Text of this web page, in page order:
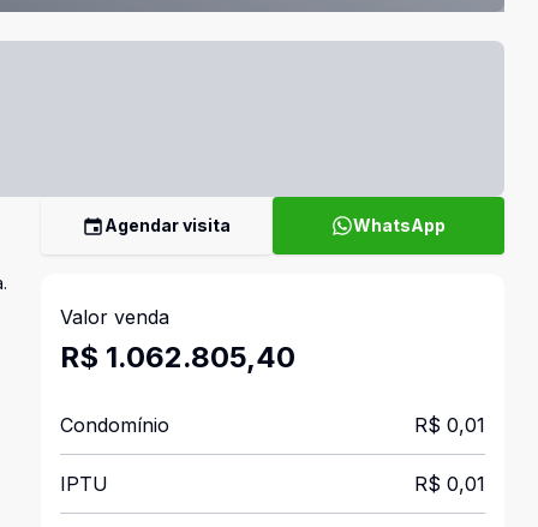
Agendar visita WhatsApp
Valor venda
R$ 1.062.805,40
Condomínio R$ 0,01
IPTU R$ 0,01